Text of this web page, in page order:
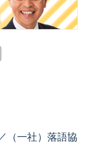
（一社）落語協